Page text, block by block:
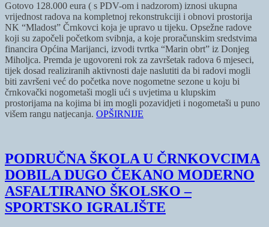
Gotovo 128.000 eura ( s PDV-om i nadzorom) iznosi ukupna
vrijednost radova na kompletnoj rekonstrukciji i obnovi prostorija
NK “Mladost” Črnkovci koja je upravo u tijeku. Opsežne radove
koji su započeli početkom svibnja, a koje proračunskim sredstvima
financira Općina Marijanci, izvodi tvrtka “Marin obrt” iz Donjeg
Miholjca. Premda je ugovoreni rok za završetak radova 6 mjeseci,
tijek dosad realiziranih aktivnosti daje naslutiti da bi radovi mogli
biti završeni već do početka nove nogometne sezone u koju bi
črnkovački nogometaši mogli ući s uvjetima u klupskim
prostorijama na kojima bi im mogli pozavidjeti i nogometaši u puno
višem rangu natjecanja. OPŠIRNIJE
PODRUČNA ŠKOLA U ČRNKOVCIMA
DOBILA DUGO ČEKANO MODERNO
ASFALTIRANO ŠKOLSKO –
SPORTSKO IGRALIŠTE